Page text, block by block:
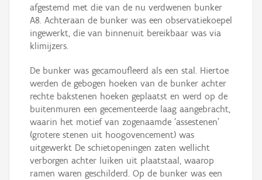
afgestemd met die van de nu verdwenen bunker
A8. Achteraan de bunker was een observatiekoepel
ingewerkt, die van binnenuit bereikbaar was via
klimijzers.
De bunker was gecamoufleerd als een stal. Hiertoe
werden de gebogen hoeken van de bunker achter
rechte bakstenen hoeken geplaatst en werd op de
buitenmuren een gecementeerde laag aangebracht,
waarin het motief van zogenaamde ‘assestenen’
(grotere stenen uit hoogovencement) was
uitgewerkt De schietopeningen zaten wellicht
verborgen achter luiken uit plaatstaal, waarop
ramen waren geschilderd. Op de bunker was een